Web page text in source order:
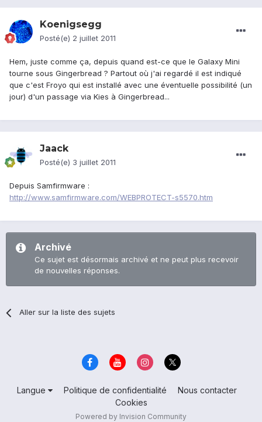
Koenigsegg
Posté(e) 2 juillet 2011
Hem, juste comme ça, depuis quand est-ce que le Galaxy Mini
tourne sous Gingerbread ? Partout où j'ai regardé il est indiqué
que c'est Froyo qui est installé avec une éventuelle possibilité (un
jour) d'un passage via Kies à Gingerbread...
Jaack
Posté(e) 3 juillet 2011
Depuis Samfirmware :
http://www.samfirmware.com/WEBPROTECT-s5570.htm
Archivé
Ce sujet est désormais archivé et ne peut plus recevoir
de nouvelles réponses.
Aller sur la liste des sujets
Langue Politique de confidentialité
Nous contacter
Cookies
Powered by Invision Community